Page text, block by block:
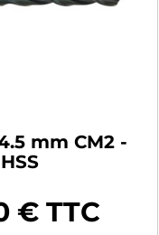
mm CM2 -
HSS
€ TTC